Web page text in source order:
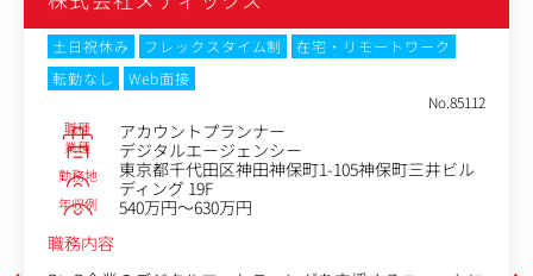
レックスタイム制
在宅・リモートワーク
ントプランナー
ルエージェンシー
千代田区神田神保町1-105神保町三井ビル
グ 19F
円～630万円
土日祝休み
勤務地